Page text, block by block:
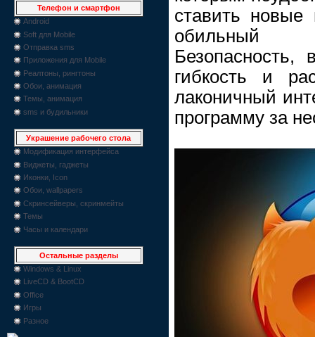
Телефон и смартфон
Android
Soft для Mobile
Отправка sms
Приложения для Mobile
Реалтоны, рингтоны
Обои, анимация
Темы, анимация
sms и будильники
Украшение рабочего стола
Модификация интерфейса
Виджеты, гаджеты
Иконки, Icon
Обои, wallpapers
Скринсейверы, скринмейты
Темы
Часы и календари
Остальные разделы
Windows & Linux
LiveCD & BootCD
Office
Игры
Разное
ставить новые
обильный
Безопасность,
гибкость и
лаконичный
программу за